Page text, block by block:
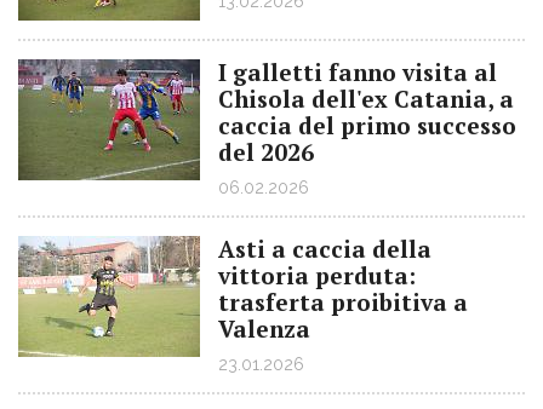
I galletti fanno visita al
Chisola dell'ex Catania, a
caccia del primo successo
del 2026
06.02.2026
Asti a caccia della
vittoria perduta:
trasferta proibitiva a
Valenza
23.01.2026